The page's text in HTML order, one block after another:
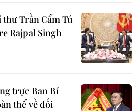
Trần Cẩm Tú
Rajpal Singh
trực Ban Bí
thể về đối